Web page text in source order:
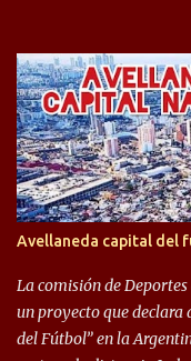
campeonato del '83 año
haber mandado al
1983 es una fecha que
dejar en el olvido. Es
0, se consagró campeón
rival. El clásico de
algo totalmente inusual
permite encuentros de
década del ochenta y
Avellaneda capital del
La comisión de
un proyecto que declara
del Fútbol” en la